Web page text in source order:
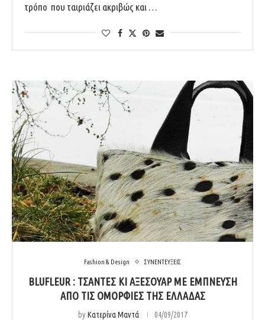
τρόπο που ταιριάζει ακριβώς και …
Fashion & Design ΣΥΝΕΝΤΕΥΞΕΙΣ
BLUFLEUR : ΤΣΆΝΤΕΣ ΚΙ ΑΞΕΣΟΥΆΡ ΜΕ ΈΜΠΝΕΥΣΗ
ΑΠΌ ΤΙΣ ΟΜΟΡΦΙΈΣ ΤΗΣ ΕΛΛΆΔΑΣ
byΚατερίνα Μαντά 04/09/2017